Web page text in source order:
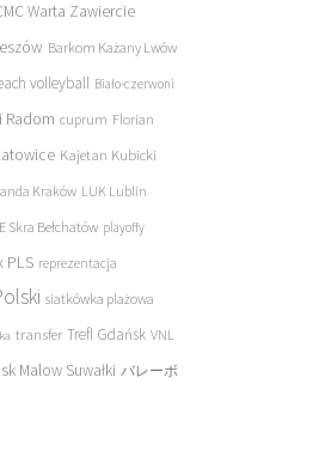
Warta Zawiercie
Barkom Każany Lwów
volleyball Biało-czerwoni
Radom cuprum Florian
Kajetan Kubicki
Kraków LUK Lublin
Skra Bełchatów playoffy
PLS reprezentacja
siatkówka plażowa
transfer Trefl Gdańsk VNL
Malow Suwałki バレーボ